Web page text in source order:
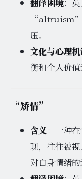
翻译困境：
“altruism”
压。
文化与心理
衡和个人价值
“矫情”
含义：一种
现，往往被
对自身情绪的